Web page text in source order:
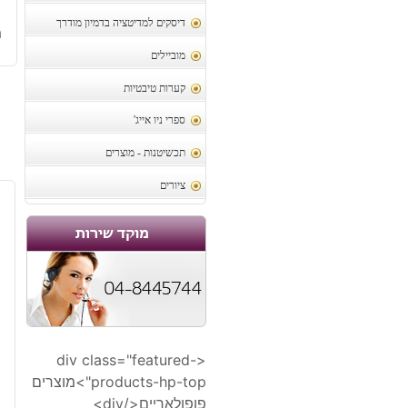
דיסקים למדיטציה בדמיון מודרך
מוביילים
קערות טיבטיות
ספרי ניו אייג'
תכשיטנות - מוצרים
ציורים
<div class="featured-
products-hp-top">מוצרים
פופולאריים</div>